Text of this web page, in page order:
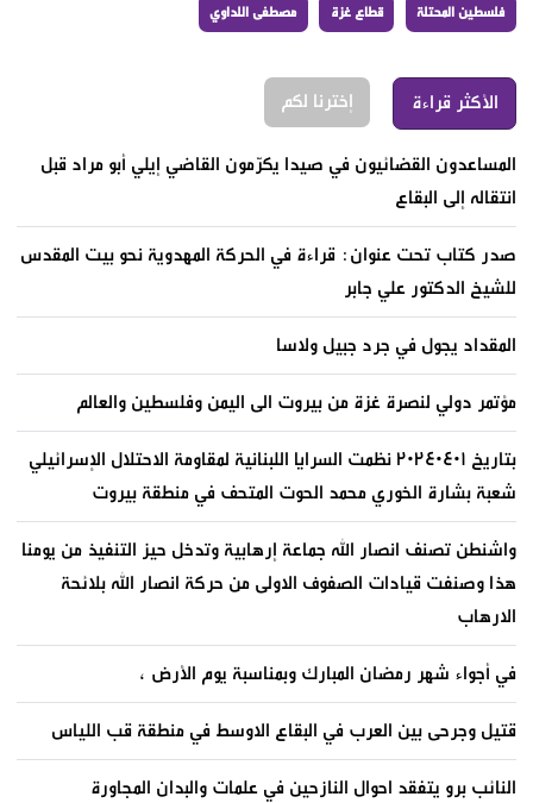
فلسطين المحتلة قطاع غزة مصطفى اللداوي
الأكثر قراءة إخترنا لكم
المساعدون القضائيون في صيدا يكرّمون القاضي إيلي أبو مراد قبل
انتقاله إلى البقاع
صدر كتاب تحت عنوان: قراءة في الحركة المهدوية نحو بيت المقدس
للشيخ الدكتور علي جابر
المقداد يجول في جرد جبيل ولاسا
مؤتمر دولي لنصرة غزة من بيروت الى اليمن وفلسطين والعالم
بتاريخ ٢٠٢٤٠٤٠١ نظمت السرايا اللبنانية لمقاومة الاحتلال الإسرائيلي
شعبة بشارة الخوري محمد الحوت المتحف في منطقة بيروت
واشنطن تصنف انصار الله جماعة إرهابية وتدخل حيز التنفيذ من يومنا
هذا وصنفت قيادات الصفوف الاولى من حركة انصار الله بلائحة
الارهاب
في أجواء شهر رمضان المبارك وبمناسبة يوم الأرض ،
قتيل وجرحى بين العرب في البقاع الاوسط في منطقة قب اللياس
النائب برو يتفقد احوال النازحين في علمات والبدان المجاورة